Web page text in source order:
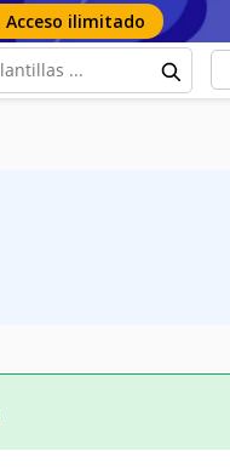
Acceso ilimitado